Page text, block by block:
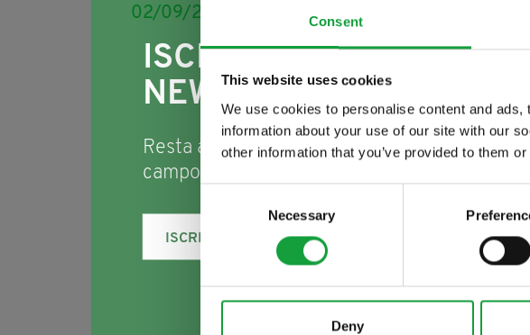
Consent
This website uses cookies
We use cookies to personalise content and
information about your use of our site with our
other information that you’ve provided to them
Selection
Necessary
Deny
02/09/2013
ISCRIVITI ALLA
NEWSLETTER
Resta aggiornato su tutte le ultime novita
campo della ristorazione e del food.
ISCRIVITI